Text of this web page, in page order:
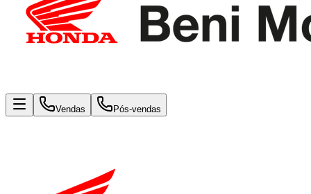
Vendas Pós-vendas